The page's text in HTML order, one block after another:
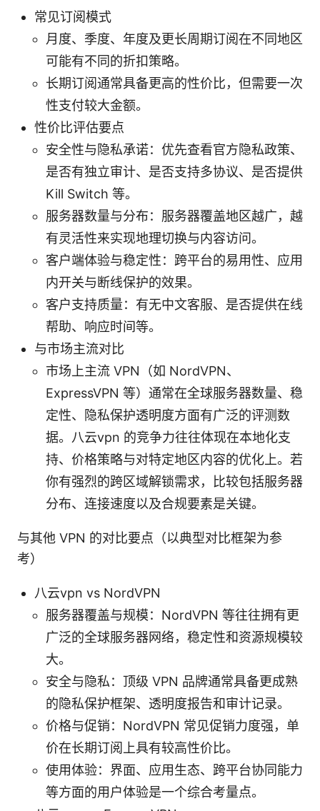
常见订阅模式
月度、季度、年度及更长周期订阅在不同地区
可能有不同的折扣策略。
长期订阅通常具备更高的性价比，但需要一次
性支付较大金额。
性价比评估要点
安全性与隐私承诺：优先查看官方隐私政策、
是否有独立审计、是否支持多协议、是否提供
Kill Switch 等。
服务器数量与分布：服务器覆盖地区越广，越
有灵活性来实现地理切换与内容访问。
客户端体验与稳定性：跨平台的易用性、应用
内开关与断线保护的效果。
客户支持质量：有无中文客服、是否提供在线
帮助、响应时间等。
与市场主流对比
市场上主流 VPN（如 NordVPN、
ExpressVPN 等）通常在全球服务器数量、稳
定性、隐私保护透明度方面有广泛的评测数
据。八云vpn 的竞争力往往体现在本地化支
持、价格策略与对特定地区内容的优化上。若
你有强烈的跨区域解锁需求，比较包括服务器
分布、连接速度以及合规要素是关键。
与其他 VPN 的对比要点（以典型对比框架为参
考）
八云vpn vs NordVPN
服务器覆盖与规模：NordVPN 等往往拥有更
广泛的全球服务器网络，稳定性和资源规模较
大。
安全与隐私：顶级 VPN 品牌通常具备更成熟
的隐私保护框架、透明度报告和审计记录。
价格与促销：NordVPN 常见促销力度强，单
价在长期订阅上具有较高性价比。
使用体验：界面、应用生态、跨平台协同能力
等方面的用户体验是一个综合考量点。